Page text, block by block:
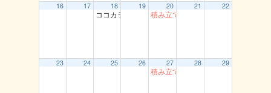
16 17 18
ココカラ運動教室（龍鳳閣）
19 20
積み立て貯筋運動（とまり）
21 22
23 24 25 26 27
積み立て貯筋運動（とまり）
28 29